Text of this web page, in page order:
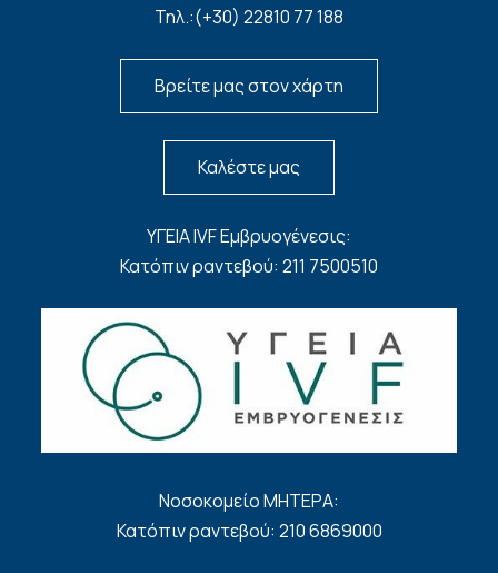
Τηλ.:(+30) 22810 77 188
Βρείτε μας στον χάρτη
Καλέστε μας
ΥΓΕΙΑ IVF Εμβρυογένεσις:
Κατόπιν ραντεβού: 211 7500510
Νοσοκομείο ΜΗΤΕΡΑ:
Κατόπιν ραντεβού: 210 6869000